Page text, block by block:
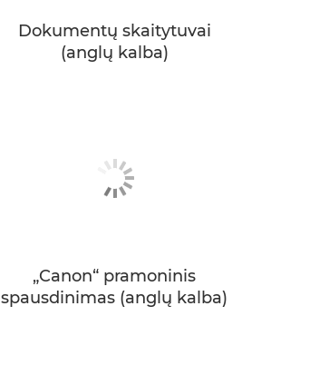
Dokumentų skaitytuvai
(anglų kalba)
„Canon“ pramoninis
spausdinimas (anglų kalba)